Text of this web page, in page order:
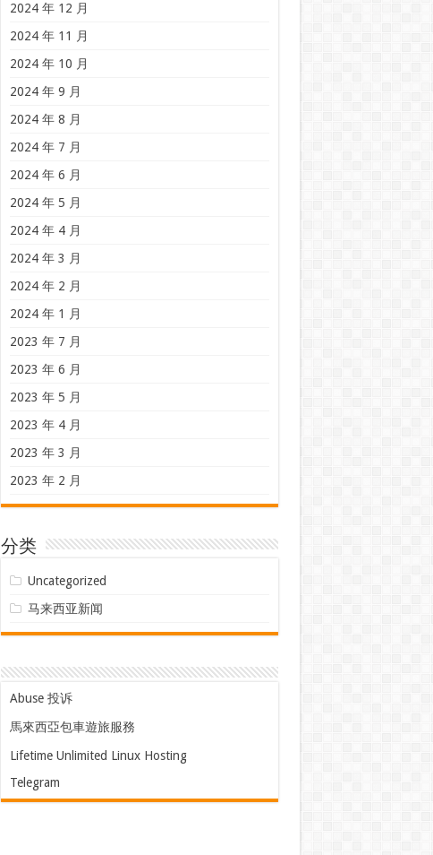
2024 年 12 月
2024 年 11 月
2024 年 10 月
2024 年 9 月
2024 年 8 月
2024 年 7 月
2024 年 6 月
2024 年 5 月
2024 年 4 月
2024 年 3 月
2024 年 2 月
2024 年 1 月
2023 年 7 月
2023 年 6 月
2023 年 5 月
2023 年 4 月
2023 年 3 月
2023 年 2 月
分类
Uncategorized
马来西亚新闻
Abuse 投诉
馬來西亞包車遊旅服務
Lifetime Unlimited Linux Hosting
Telegram